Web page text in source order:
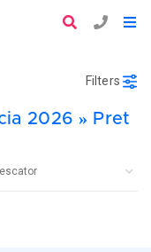
Filters
2026 » Pret